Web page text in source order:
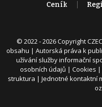
Ceník
© 2022 - 2026 Copyright
obsahu | Autorská práva k
užívání služby informační
osobních údajů | Cookies |
struktura | Jednotné kontaktní